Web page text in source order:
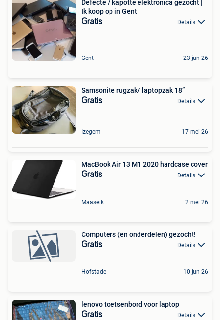
Defecte / kapotte elektronica gezocht |
Ik koop op in Gent
Gratis Details
Gent 23 jun 26
Samsonite rugzak/ laptopzak 18”
Gratis Details
Izegem 17 mei 26
MacBook Air 13 M1 2020 hardcase cover
Gratis Details
Maaseik 2 mei 26
Computers (en onderdelen) gezocht!
Gratis Details
Hofstade 10 jun 26
lenovo toetsenbord voor laptop
Gratis Details